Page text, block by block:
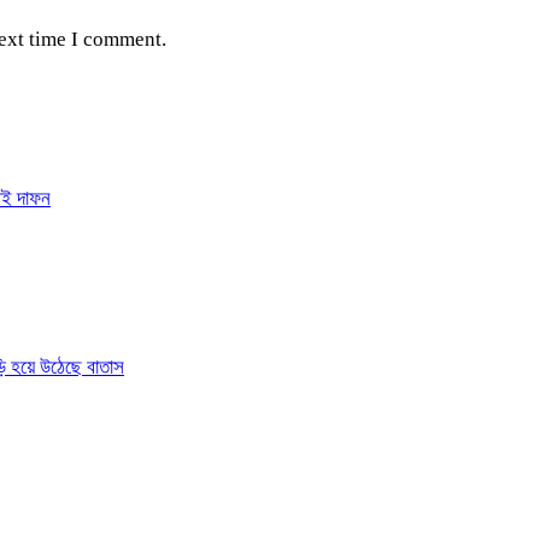
time I comment.
দাফন
হয়ে উঠেছে বাতাস